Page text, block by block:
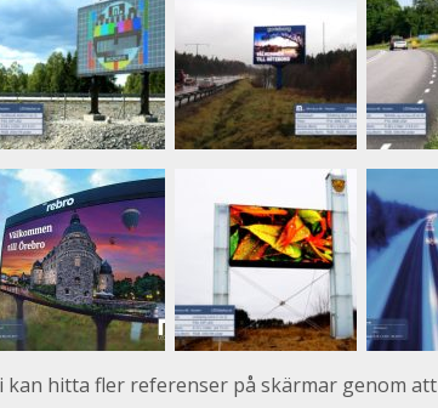
kan hitta fler referenser på skärmar genom att